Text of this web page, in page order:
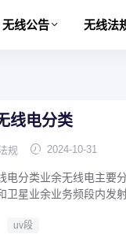
无线公告 无线法
线电分类
规 2024-10-31
电分类业余无线电主要
卫星业余业务频段内发
uv段